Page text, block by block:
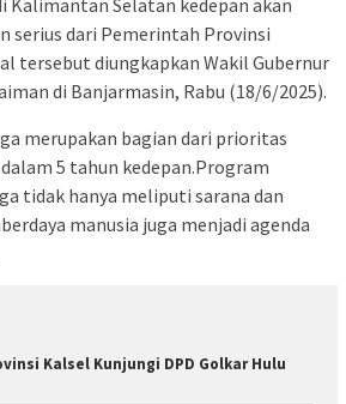
Kalimantan Selatan kedepan akan
serius dari Pemerintah Provinsi
tersebut diungkapkan Wakil Gubernur
di Banjarmasin, Rabu (18/6/2025).
merupakan bagian dari prioritas
5 tahun kedepan.Program
tidak hanya meliputi sarana dan
manusia juga menjadi agenda
Kalsel Kunjungi DPD Golkar Hulu